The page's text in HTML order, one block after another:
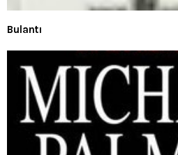
Bulantı